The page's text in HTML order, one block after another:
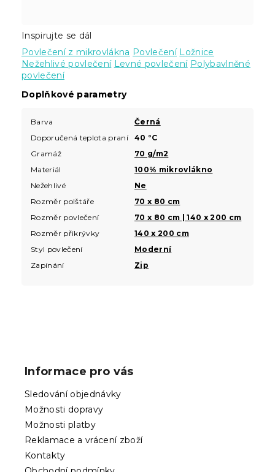
Inspirujte se dál
Povlečení z mikrovlákna Povlečení Ložnice
Nežehlivé povlečení Levné povlečení Polybavlněné
povlečení
Doplňkové parametry
Barva
Černá
Doporučená teplota praní
40 °C
Gramáž
70 g/m2
Materiál
100% mikrovlákno
Nežehlivé
Ne
Rozměr polštáře
70 x 80 cm
Rozměr povlečení
70 x 80 cm | 140 x 200 cm
Rozměr přikrývky
140 x 200 cm
Styl povlečení
Moderní
Zapínání
Zip
Informace pro vás
Sledování objednávky
Možnosti dopravy
Možnosti platby
Reklamace a vrácení zboží
Kontakty